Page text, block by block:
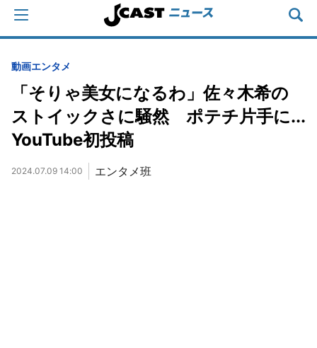
動画エンタメ
「そりゃ美女になるわ」佐々木希の
ストイックさに騒然 ポテチ片手に...
YouTube初投稿
2024.07.09 14:00 エンタメ班